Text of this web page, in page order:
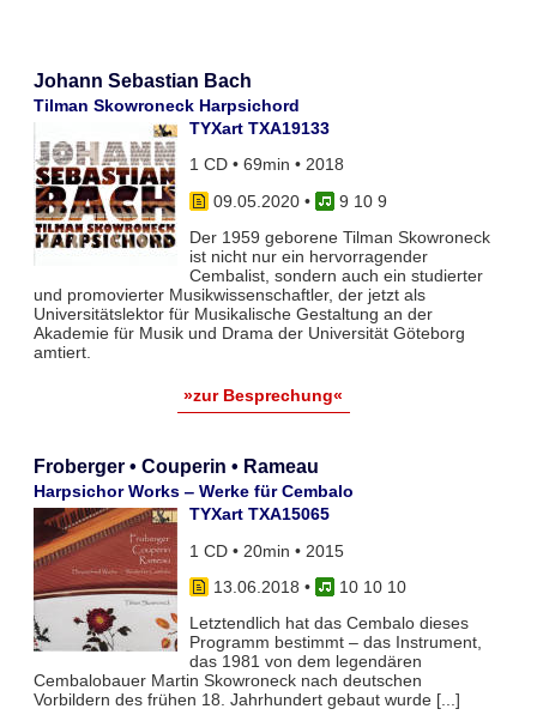
Johann Sebastian Bach
Tilman Skowroneck Harpsichord
TYXart TXA19133
1 CD • 69min • 2018
09.05.2020•
9 10 9
Der 1959 geborene Tilman Skowroneck
ist nicht nur ein hervorragender
Cembalist, sondern auch ein studierter
und promovierter Musikwissenschaftler, der jetzt als
Universitätslektor für Musikalische Gestaltung an der
Akademie für Musik und Drama der Universität Göteborg
amtiert.
»zur Besprechung«
Froberger • Couperin • Rameau
Harpsichor Works ‒ Werke für Cembalo
TYXart TXA15065
1 CD • 20min • 2015
13.06.2018 •
10 10 10
Letztendlich hat das Cembalo dieses
Programm bestimmt – das Instrument,
das 1981 von dem legendären
Cembalobauer Martin Skowroneck nach deutschen
Vorbildern des frühen 18. Jahrhundert gebaut wurde [...]